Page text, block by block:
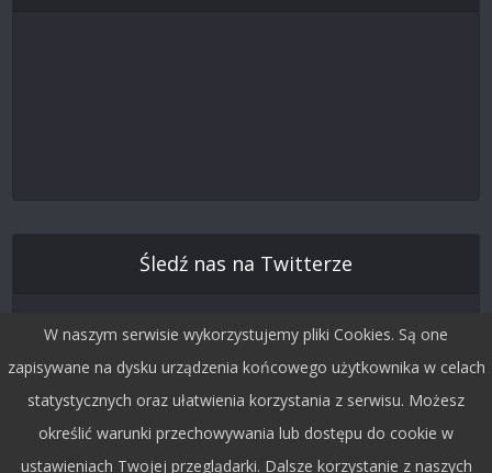
Śledź nas na Twitterze
W naszym serwisie wykorzystujemy pliki Cookies. Są one
zapisywane na dysku urządzenia końcowego użytkownika w celach
statystycznych oraz ułatwienia korzystania z serwisu. Możesz
określić warunki przechowywania lub dostępu do cookie w
ustawieniach Twojej przeglądarki. Dalsze korzystanie z naszych